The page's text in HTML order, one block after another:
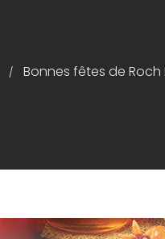
/ Bonnes fêtes de Roch